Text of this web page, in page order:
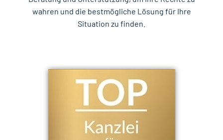
wahren und die bestmögliche Lösung für Ihre
Situation zu finden.